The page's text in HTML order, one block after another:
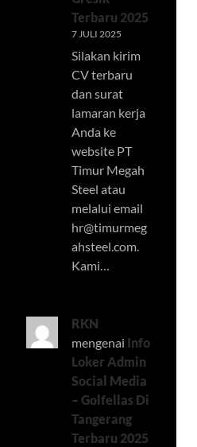
Terbaru 2025
7 JULI 2025
Silakan kirim
CV terbaru
dan surat
lamaran kerja
Anda ke
website PT
Timur Megah
Steel atau
melalui email
hr@timurmeg
ahsteel.com
Kami…
RKN
mengenai Info
Loker Admin
Social Media
– Golfellas Di
Tangerang
Terbaru 2025